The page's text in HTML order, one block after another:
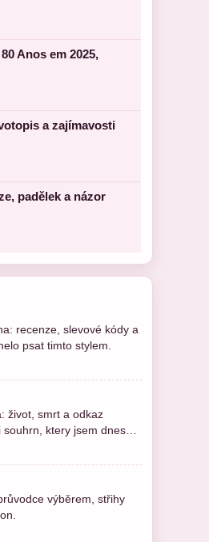
Anos em 2025,
a zajímavosti
padělek a názor
recenze, slevové kódy a
psat timto stylem.
život, smrt a odkaz
ktery jsem dnes
výběrem, střihy